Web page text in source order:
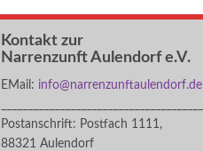
Kontakt zur
Narrenzunft Aulendorf e.V.
EMail: info@narrenzunftaulendorf.de
Postanschrift: Postfach 1111,
88321 Aulendorf